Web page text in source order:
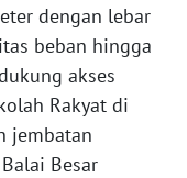
dengan lebar
beban hingga
akses
Rakyat di
jembatan
Besar